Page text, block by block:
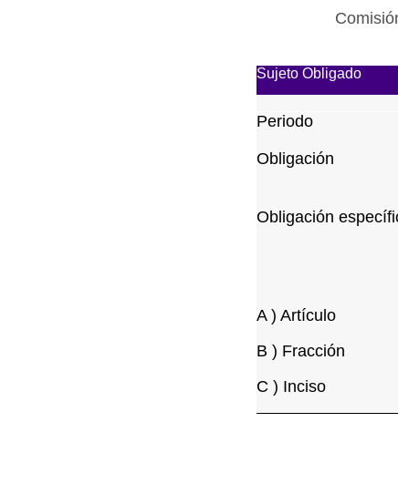
Sujeto Obligado
Periodo
Obligación
Obligación
A ) Artículo
B ) Fracción
C ) Inciso